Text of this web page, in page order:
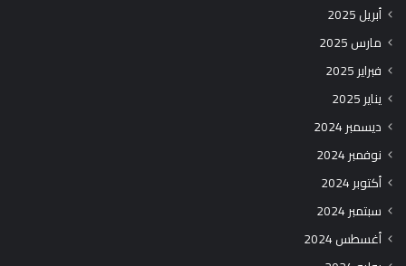
أبريل 2025
مارس 2025
فبراير 2025
يناير 2025
ديسمبر 2024
نوفمبر 2024
أكتوبر 2024
سبتمبر 2024
أغسطس 2024